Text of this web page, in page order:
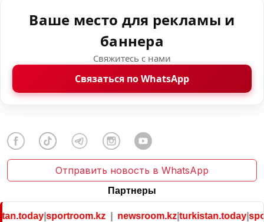
Ваше место для рекламы и
баннера
Свяжитесь с нами
Связаться по WhatsApp
Отправить новость в WhatsApp
Партнеры
|sportroom.kz| newsroom.kz|turkistan.today|